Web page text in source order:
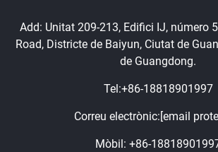
Add: Unitat 209-213, Edifici IJ, número
Road, Districte de Baiyun, Ciutat de
de Guangdong.
Tel:+86-18818901997
Correu electrònic: [email
Mòbil: +86-